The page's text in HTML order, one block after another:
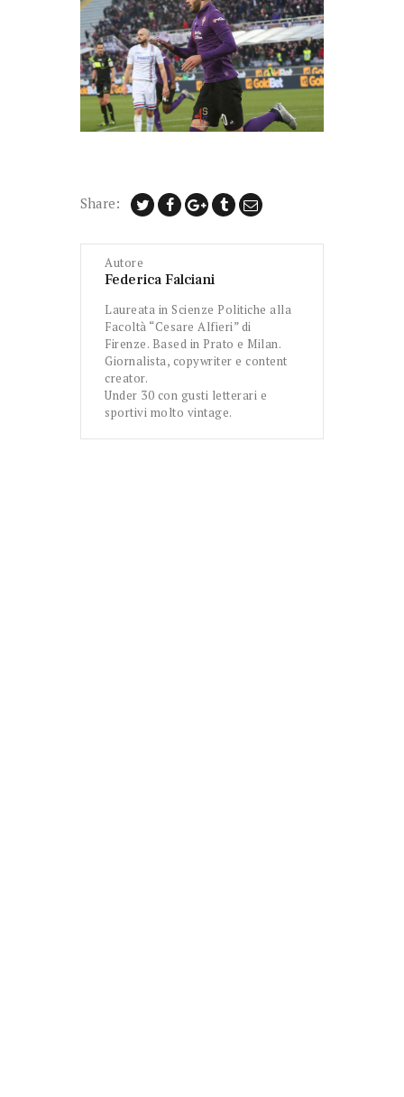
Share:
Autore
Federica Falciani
Laureata in Scienze Politiche alla
Facoltà “Cesare Alfieri” di
Firenze. Based in Prato e Milan.
Giornalista, copywriter e content
creator.
Under 30 con gusti letterari e
sportivi molto vintage.